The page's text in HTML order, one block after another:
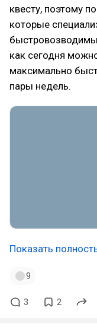
квесту, поэтому
которые
как сегодня
максимально
пары недель.
Показать
9
3 2